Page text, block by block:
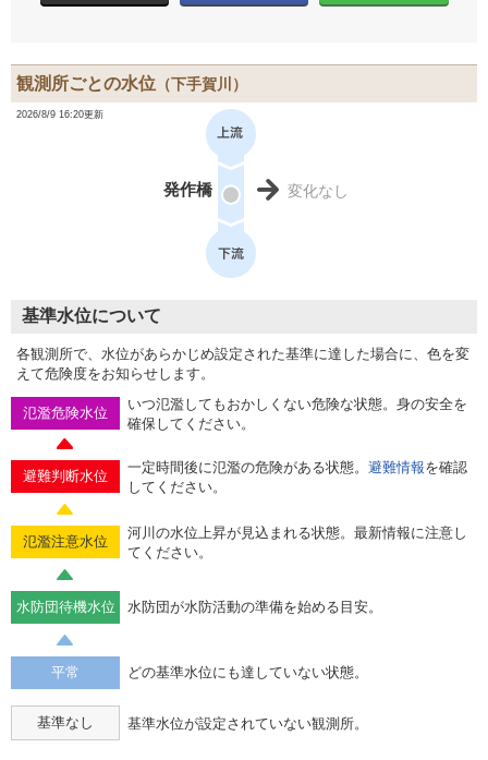
観測所ごとの水位 （下手賀川）
2026/8/9 16:20更新
発作橋 変化なし
基準水位について
各観測所で、水位があらかじめ設定された基準に達した場合に、色を変
えて危険度をお知らせします。
氾濫危険水位
いつ氾濫してもおかしくない危険な状態。身の安全を
確保してください。
避難判断水位
一定時間後に氾濫の危険がある状態。 避難情報を確認
してください。
氾濫注意水位
河川の水位上昇が見込まれる状態。最新情報に注意し
てください。
水防団待機水位 水防団が水防活動の準備を始める目安。
平常 どの基準水位にも達していない状態。
基準なし 基準水位が設定されていない観測所。